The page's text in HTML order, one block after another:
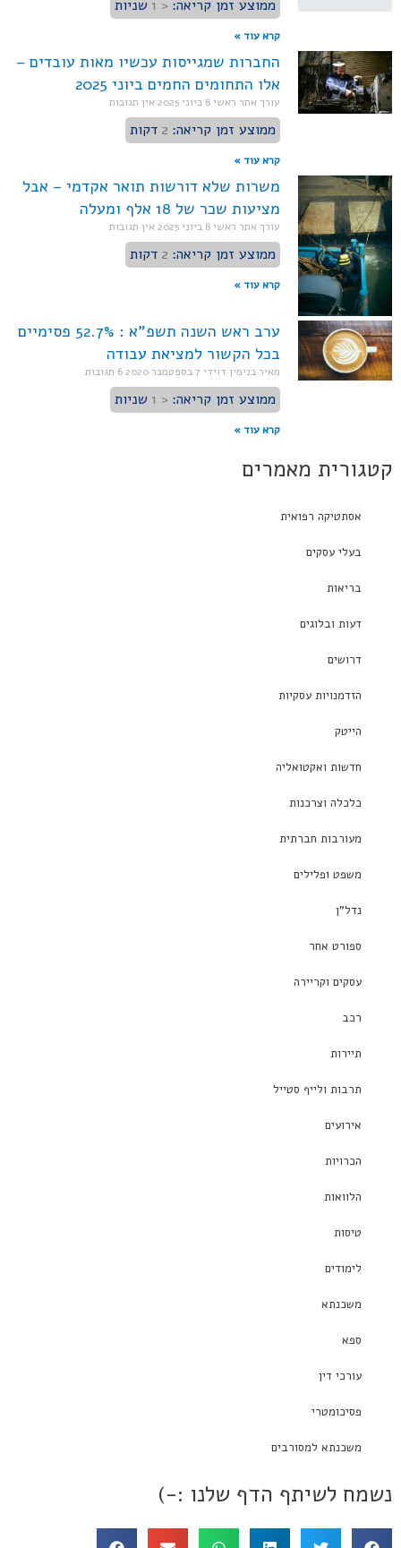
ממוצע זמן קריאה: < 1 שניות
קרא עוד »
החברות שמגייסות עכשיו מאות עובדים –
אלו התחומים החמים ביוני 2025
עורך אתר ראשי8 ביוני 2025 אין תגובות
ממוצע זמן קריאה: 2 דקות
קרא עוד »
משרות שלא דורשות תואר אקדמי – אבל
מציעות שכר של 18 אלף ומעלה
עורך אתר ראשי8 ביוני 2025 אין תגובות
ממוצע זמן קריאה: 2 דקות
קרא עוד »
ערב ראש השנה תשפ"א : 52.7% פסימיים
בכל הקשור למציאת עבודה
מאיר בנימין דוידי 7 בספטמבר 2020 6 תגובות
ממוצע זמן קריאה: < 1 שניות
קרא עוד »
קטגורית מאמרים
אסתטיקה רפואית
בעלי עסקים
בריאות
דעות ובלוגים
דרושים
הזדמנויות עסקיות
הייטק
חדשות ואקטואליה
כלכלה וצרכנות
מעורבות חברתית
משפט ופלילים
נדל"ן
ספורט אחר
עסקים וקריירה
רכב
תיירות
תרבות ולייף סטייל
אירועים
הכרויות
הלוואות
טיסות
לימודים
משכנתא
ספא
עורכי דין
פסיכומטרי
משכנתא למסורבים
נשמח לשיתף הדף שלנו :-)